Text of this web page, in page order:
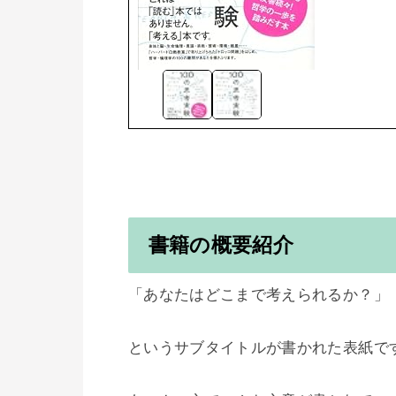
書籍の概要紹介
「あなたはどこまで考えられるか？」
というサブタイトルが書かれた表紙で